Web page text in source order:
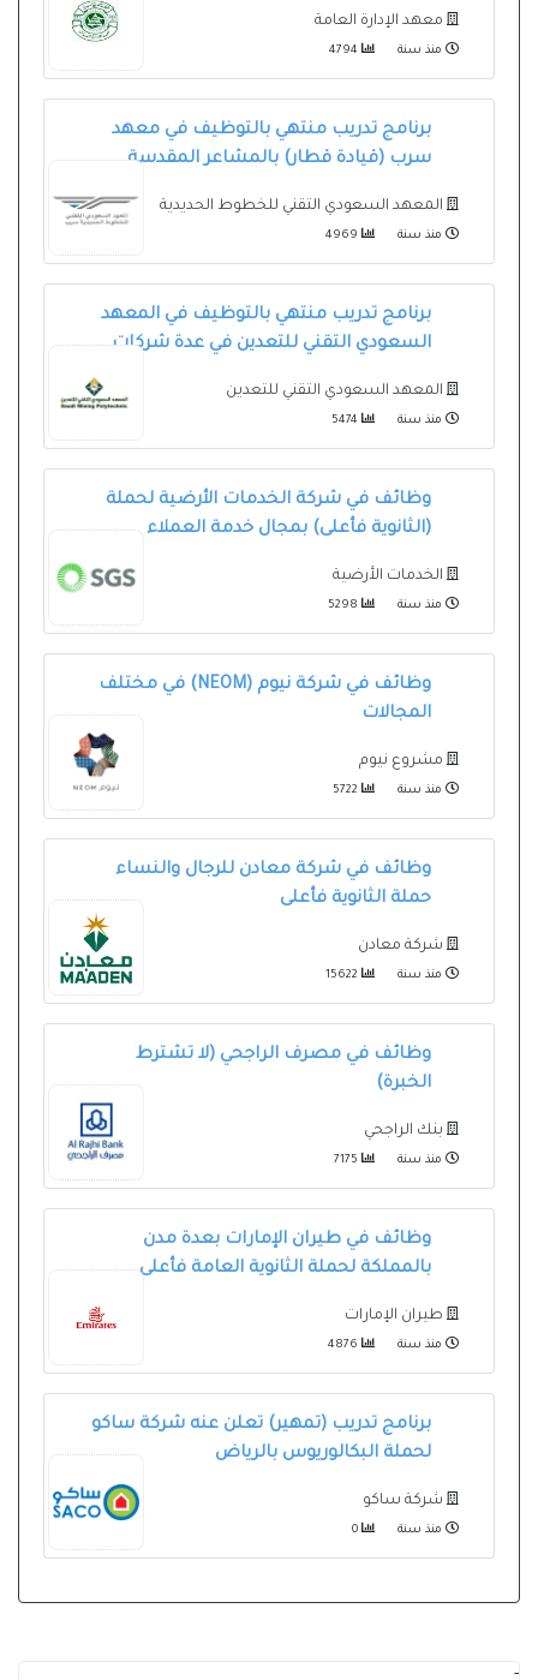
معهد الإدارة العامة
منذ سنة
برنامج تدريب منتهي بالتوظيف في معهد
سرب (قيادة قطار) بالمشاعر المقدسة
المعهد السعودي التقني للخطوط الحديدية
منذ سنة
برنامج تدريب منتهي بالتوظيف في المعهد
السعودي التقني للتعدين في عدة شركات
المعهد السعودي التقني للتعدين
منذ سنة
وظائف في شركة الخدمات الأرضية لحملة
(الثانوية فأعلى) بمجال خدمة العملاء
الخدمات الأرضية
منذ سنة
وظائف في شركة نيوم (NEOM) في مختلف
المجالات
مشروع نيوم
منذ سنة
وظائف في شركة معادن للرجال والنساء
حملة الثانوية فأعلى
شركة معادن
منذ سنة
وظائف في مصرف الراجحي (لا تشترط
الخبرة)
بنك الراجحي
منذ سنة
وظائف في طيران الإمارات بعدة مدن
بالمملكة لحملة الثانوية العامة فأعلى
طيران الإمارات
منذ سنة
برنامج تدريب (تمهير) تعلن عنه شركة ساكو
لحملة البكالوريوس بالرياض
شركة ساكو
منذ سنة